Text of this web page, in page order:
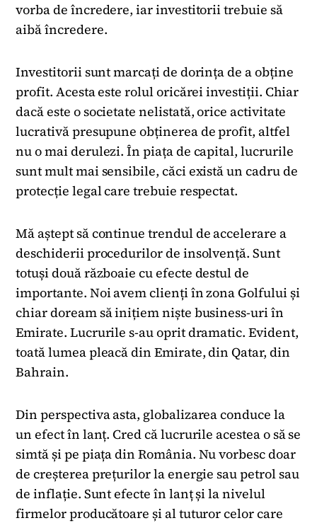
vorba de încredere, iar investitorii trebuie să
aibă încredere.
Investitorii sunt marcați de dorința de a obține
profit. Acesta este rolul oricărei investiții. Chiar
dacă este o societate nelistată, orice activitate
lucrativă presupune obținerea de profit, altfel
nu o mai derulezi. În piața de capital, lucrurile
sunt mult mai sensibile, căci există un cadru de
protecție legal care trebuie respectat.
Mă aștept să continue trendul de accelerare a
deschiderii procedurilor de insolvență. Sunt
totuși două războaie cu efecte destul de
importante. Noi avem clienți în zona Golfului și
chiar doream să inițiem niște business-uri în
Emirate. Lucrurile s-au oprit dramatic. Evident,
toată lumea pleacă din Emirate, din Qatar, din
Bahrain.
Din perspectiva asta, globalizarea conduce la
un efect în lanț. Cred că lucrurile acestea o să se
simtă și pe piața din România. Nu vorbesc doar
de creșterea prețurilor la energie sau petrol sau
de inflație. Sunt efecte în lanț și la nivelul
firmelor producătoare și al tuturor celor care